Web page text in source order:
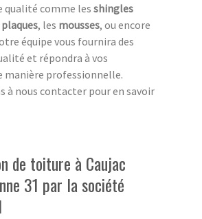
qualité comme lesshingles
plaques, les mousses, ou encore
équipe vous fournira des
et répondra à vos
manière professionnelle.
à nous contacter pour en savoir
de toiture à Caujac
31 par la société